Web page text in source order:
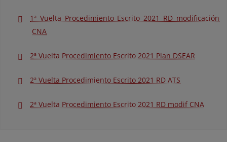
1ª Vuelta Procedimiento Escrito 2021 RD modificación
CNA
2ª Vuelta Procedimiento Escrito 2021 Plan DSEAR
2ª Vuelta Procedimiento Escrito 2021 RD ATS
2ª Vuelta Procedimiento Escrito 2021 RD modif CNA